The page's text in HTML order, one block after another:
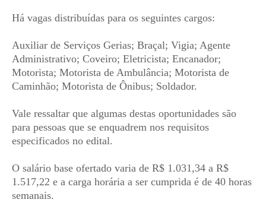
Há vagas distribuídas para os seguintes cargos:
Auxiliar de Serviços Gerias; Braçal; Vigia; Agente
Administrativo; Coveiro; Eletricista; Encanador;
Motorista; Motorista de Ambulância; Motorista de
Caminhão; Motorista de Ônibus; Soldador.
Vale ressaltar que algumas destas oportunidades são
para pessoas que se enquadrem nos requisitos
especificados no edital.
O salário base ofertado varia de R$ 1.031,34 a R$
1.517,22 e a carga horária a ser cumprida é de 40 horas
semanais.